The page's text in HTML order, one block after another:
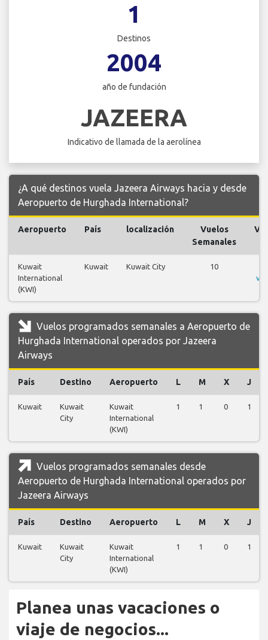
1
Destinos
2004
año de fundación
JAZEERA
Indicativo de llamada de la aerolínea
¿A qué destinos vuela Jazeera Airways hacia y desde
Aeropuerto de Hurghada International?
Aeropuerto País localización
Vuelos
Semanales
Kuwait
International
(KWI)
Kuwait Kuwait City 10
Vuelos programados semanales a Aeropuerto de
Hurghada International operados por Jazeera
Airways
País Destino Aeropuerto L M X J
Kuwait
Kuwait
City
Kuwait
International
(KWI)
1 1 0 1
Vuelos programados semanales desde
Aeropuerto de Hurghada International operados por
Jazeera Airways
País Destino Aeropuerto L M X J
Kuwait
Kuwait
City
Kuwait
International
(KWI)
1 1 0 1
Planea unas vacaciones o
viaje de negocios...